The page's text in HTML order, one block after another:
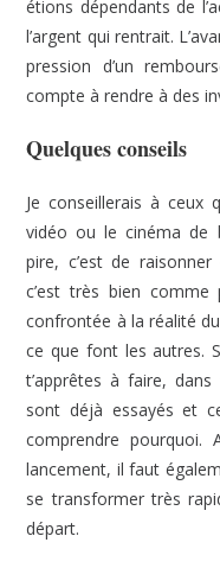
étions dépendants de
l’argent qui rentrait.
pression d’un
compte à rendre à des
Quelques conseils
Je conseillerais à ceux
vidéo ou le cinéma de
pire, c’est de
c’est très bien
confrontée à la réalité
ce que font les autres.
t’apprêtes à faire, dans
sont déjà essayés et
comprendre pourquoi.
lancement, il faut
se transformer très
départ.